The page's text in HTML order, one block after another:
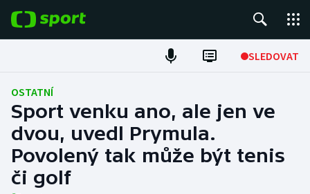
SLEDOVAT
Fotbal
Hokej
Tenis
Atletika
OSTATNÍ
Sport venku ano, ale jen ve
dvou, uvedl Prymula.
Povolený tak může být tenis
či golf